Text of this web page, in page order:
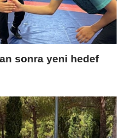
sonra yeni hedef